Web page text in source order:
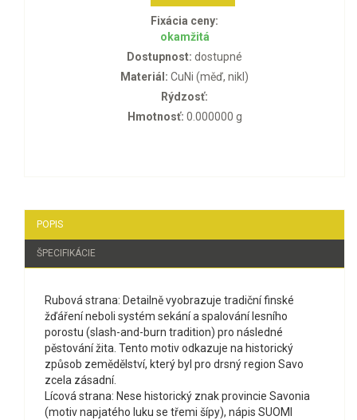
Fixácia ceny:
okamžitá
Dostupnost: dostupné
Materiál: CuNi (měď, nikl)
Rýdzosť:
Hmotnosť: 0.000000 g
POPIS
ŠPECIFIKÁCIE
Rubová strana: Detailně vyobrazuje tradiční finské
žďáření neboli systém sekání a spalování lesního
porostu (slash-and-burn tradition) pro následné
pěstování žita. Tento motiv odkazuje na historický
způsob zemědělství, který byl pro drsný region Savo
zcela zásadní.
Lícová strana: Nese historický znak provincie Savonia
(motiv napjatého luku se třemi šípy), nápis SUOMI